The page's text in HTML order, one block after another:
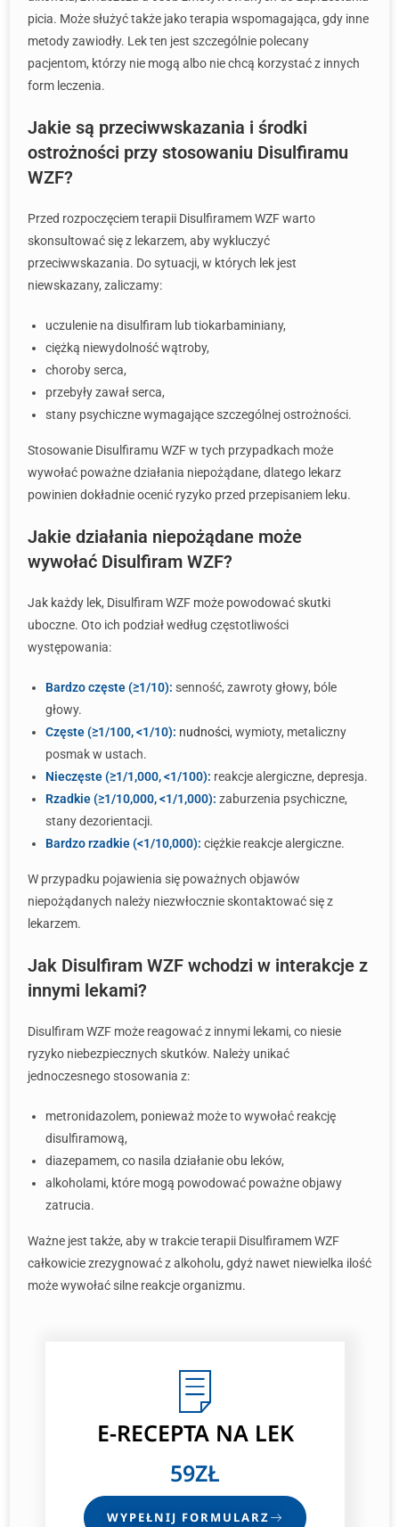
picia. Może służyć także jako terapia wspomagająca, gdy inne
metody zawiodły. Lek ten jest szczególnie polecany
pacjentom, którzy nie mogą albo nie chcą korzystać z innych
form leczenia.
Jakie są przeciwwskazania i środki
ostrożności przy stosowaniu Disulfiramu
WZF?
Przed rozpoczęciem terapii Disulfiramem WZF warto
skonsultować się z lekarzem, aby wykluczyć
przeciwwskazania. Do sytuacji, w których lek jest
niewskazany, zaliczamy:
uczulenie na disulfiram lub tiokarbaminiany,
ciężką niewydolność wątroby,
choroby serca,
przebyły zawał serca,
stany psychiczne wymagające szczególnej ostrożności.
Stosowanie Disulfiramu WZF w tych przypadkach może
wywołać poważne działania niepożądane, dlatego lekarz
powinien dokładnie ocenić ryzyko przed przepisaniem leku.
Jakie działania niepożądane może
wywołać Disulfiram WZF?
Jak każdy lek, Disulfiram WZF może powodować skutki
uboczne. Oto ich podział według częstotliwości
występowania:
Bardzo częste (≥1/10): senność, zawroty głowy, bóle
głowy.
Częste (≥1/100, <1/10): nudności, wymioty, metaliczny
posmak w ustach.
Nieczęste (≥1/1,000, <1/100): reakcje alergiczne, depresja.
Rzadkie (≥1/10,000, <1/1,000): zaburzenia psychiczne,
stany dezorientacji.
Bardzo rzadkie (<1/10,000): ciężkie reakcje alergiczne.
W przypadku pojawienia się poważnych objawów
niepożądanych należy niezwłocznie skontaktować się z
lekarzem.
Jak Disulfiram WZF wchodzi w interakcje z
innymi lekami?
Disulfiram WZF może reagować z innymi lekami, co niesie
ryzyko niebezpiecznych skutków. Należy unikać
jednoczesnego stosowania z:
metronidazolem, ponieważ może to wywołać reakcję
disulfiramową,
diazepamem, co nasila działanie obu leków,
alkoholami, które mogą powodować poważne objawy
zatrucia.
Ważne jest także, aby w trakcie terapii Disulfiramem WZF
całkowicie zrezygnować z alkoholu, gdyż nawet niewielka ilość
może wywołać silne reakcje organizmu.
E-RECEPTA NA LEK
59ZŁ
WYPEŁNIJ FORMULARZ